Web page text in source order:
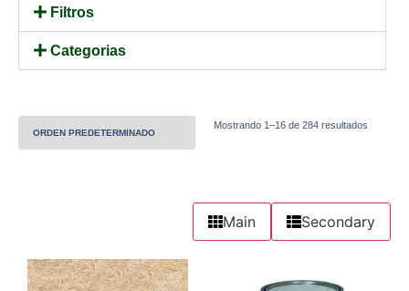
Filtros
Categorias
Mostrando 1–16 de 284 resultados
Main Secondary